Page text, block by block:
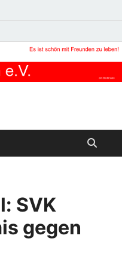
SVK
gegen